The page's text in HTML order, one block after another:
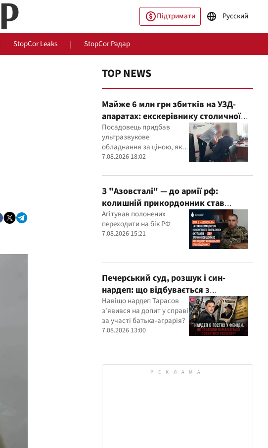
Підтримати Русский
StopCor Leaks StopCor Радар
TOP NEWS
Майже 6 млн грн збитків на УЗД-
апаратах: екскерівнику столичної
лікарні оголосили підозру
Посадовець придбав
ультразвукове
обладнання за ціною, яка,
як встановили експерти,
ринкову
7.08.2026 18:02
З "Азовсталі" — до армії рф:
колишній прикордонник став
командиром мінометного
розрахунку окупантів
Агітував полонених
переходити на бік РФ
7.08.2026 15:21
Печерський суд, розшук і син-
нардеп: що відбувається з
кримінальними провадженнями за
участі агробарона Тарасова?
Навіщо нардеп Тарасов
з'явився на допит у справі
за участі батька-аграрія?
7.08.2026 13:00